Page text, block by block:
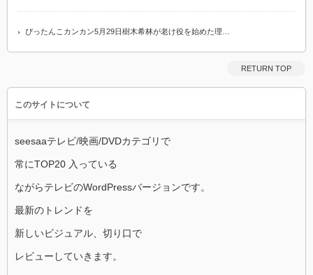
ぴったんこカンカン5月29日樹木希林が老け役を始めた理…
RETURN TOP
このサイトについて
seesaaテレビ/映画/DVDカテゴリで
常にTOP20 入っている
ながらテレビのWordPressバージョンです。
最新のトレンドを
新しいビジュアル、切り口で
レビューしていきます。